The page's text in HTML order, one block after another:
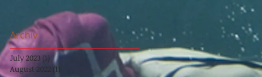
Archiv
July 2023(1) 1 post
August 2022 (1)